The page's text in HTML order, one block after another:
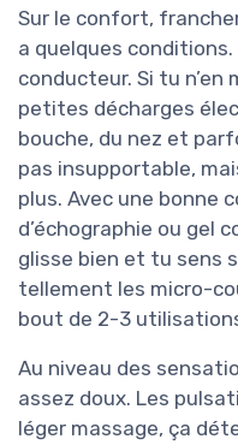
Sur le confort,
a quelques conditions.
conducteur. Si tu
petites décharges
bouche, du nez et
pas insupportable,
plus. Avec une bonne
d’échographie ou gel
glisse bien et tu sens
tellement les micro-
bout de 2-3
Au niveau des
assez doux. Les
léger massage, ça